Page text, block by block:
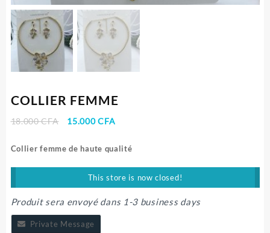
COLLIER FEMME
18.000CFA
Le
initial
15.000CFALe
actuel
Collierfemme de haute qualité
This store is now closed!
Produit sera envoyé dans 1-3 business days
Private Message